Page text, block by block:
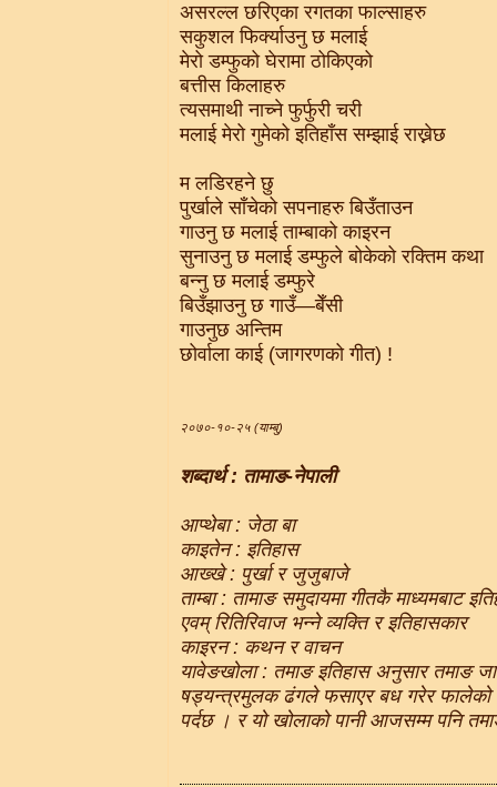
असरल्ल छरिएका रगतका फाल्साहरु
सकुशल फिर्क्याउनु छ मलाई
मेरो डम्फुको घेरामा ठोकिएको
बत्तीस किलाहरु
त्यसमाथी नाच्ने फुर्फुरी चरी
मलाई मेरो गुमेको इतिहाँस सम्झाई राख्नेछ
म लडिरहने छु
पुर्खाले साँचेको सपनाहरु बिउँताउन
गाउनु छ मलाई ताम्बाको काइरन
सुनाउनु छ मलाई डम्फुले बोकेको रक्तिम कथा
बन्नु छ मलाई डम्फुरे
बिउँझाउनु छ गाउँ—बेँसी
गाउनुछ अन्तिम
छोर्वाला काई (जागरणको गीत) !
२०७०-१०-२५ (याम्बु)
शब्दार्थ : तामाङ-नेपाली
आप्थेबा : जेठा बा
काइतेन : इतिहास
आख्खे : पुर्खा र जुजुबाजे
ताम्बा : तामाङ समुदायमा गीतकै माध्यमबाट
एवम् रितिरिवाज भन्ने व्यक्ति र इतिहासकार
काइरन : कथन र वाचन
यावेङखोला : तमाङ इतिहास अनुसार तमाङ
षड्यन्त्रमुलक ढंगले फसाएर बध गरेर फालेको
पर्दछ । र यो खोलाको पानी आजसम्म पनि